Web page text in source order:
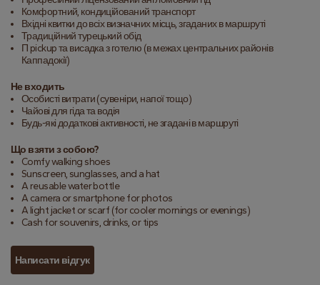
Комфортний, кондиційований транспорт
Вхідні квитки до всіх визначних місць, згаданих в маршруті
Традиційний турецький обід
П pickup та висадка з готелю (в межах центральних районів
Каппадокії)
Не входить
Особисті витрати (сувеніри, напої тощо)
Чайові для гіда та водія
Будь-які додаткові активності, не згадані в маршруті
Що взяти з собою?
Comfy walking shoes
Sunscreen, sunglasses, and a hat
A reusable water bottle
A camera or smartphone for photos
A light jacket or scarf (for cooler mornings or evenings)
Cash for souvenirs, drinks, or tips
Написати відгук